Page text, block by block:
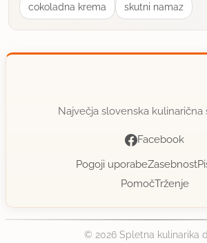
cokoladna krema skutni namaz
Največja slovenska kulinarična
Facebook
Pogoji uporabeZasebnost
PomočTrženje
© 2026 Spletna kulinarika